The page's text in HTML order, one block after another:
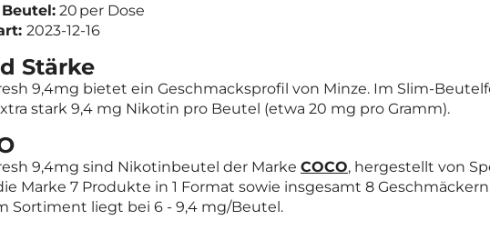
20 per Dose
2023-12-16
Stärke
9,4mg bietet ein Geschmacksprofil von Minze. Im Slim-
stark 9,4 mg Nikotin pro Beutel (etwa 20 mg pro Gramm).
9,4mg sind Nikotinbeutel der Marke COCO, hergestellt von
Marke 7 Produkte in 1 Format sowie insgesamt 8
Sortiment liegt bei 6 - 9,4 mg/Beutel.